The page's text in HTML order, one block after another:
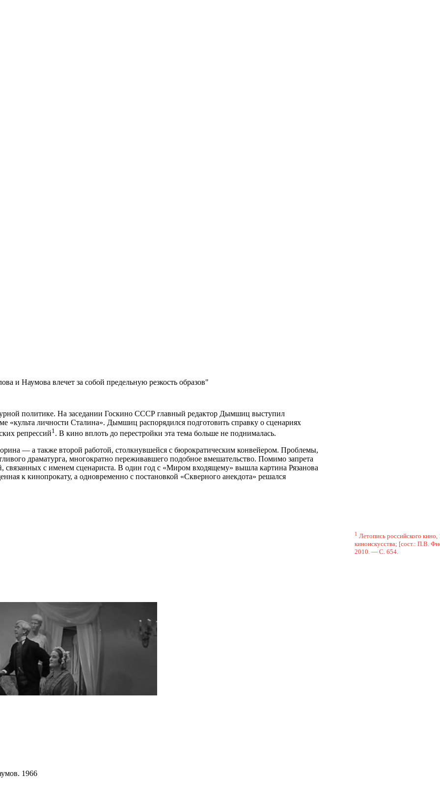
и Наумова влечет за собой предельную резкость образов
политике. На заседании Госкино СССР главный редактор Дымшиц выступил
личности Сталина». Дымшиц распорядился подготовить справку о сценариях
репрессий1 . В кино вплоть до перестройки эта тема больше не поднималась.
— а также второй работой, столкнувшейся с бюрократическим конвейером. Проблемы,
драматурга, многократно переживавшего подобное вмешательство. Помимо запрета
связанных с именем сценариста. В один год с «Миром входящему» вышла картина Рязанова
к кинопрокату, а одновременно с постановкой «Скверного анекдота» решался
1 Летопись российского
киноискусства; [сост.: П.В.
2010. — С. 654.
1966